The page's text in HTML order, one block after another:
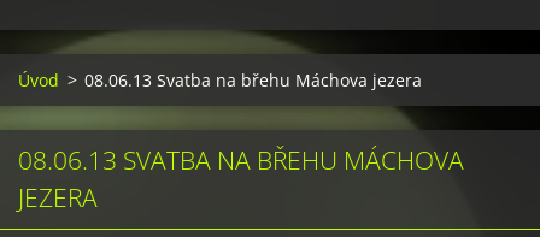
Úvod > 08.06.13 Svatba na břehu Máchova jezera
08.06.13 SVATBA NA BŘEHU MÁCHOVA
JEZERA